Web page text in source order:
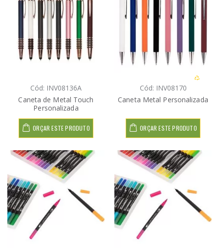
Cód: INV08136A
Caneta de Metal Touch
Personalizada
ORÇAR ESTE PRODUTO
Cód: INV08170
Caneta Metal Personalizada
ORÇAR ESTE PRODUTO